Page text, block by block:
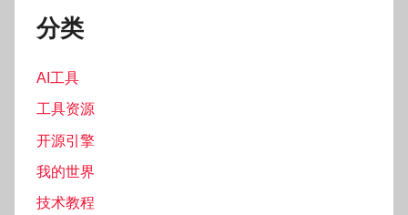
分类
AI工具
工具资源
开源引擎
我的世界
技术教程